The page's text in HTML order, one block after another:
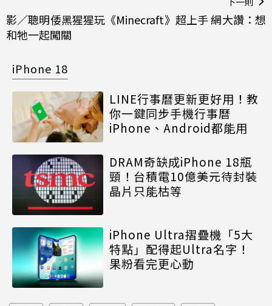
影／聰明倭黑猩猩玩《Minecraft》超上手 網大讚：想
和牠一起闖關
iPhone 18
LINE行事曆更新更好用！教
你一鍵同步手機行事曆
iPhone、Android都能用
DRAM奇缺成iPhone 18瓶
頸！台積電10億美元待封裝
晶片只能枯等
iPhone Ultra摺疊機「5大
特點」配得起Ultra名字！
果粉看完更心動